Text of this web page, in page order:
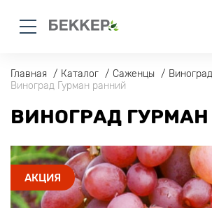
Главная Каталог Саженцы
Виноград
Виноград Гурман ранний
ВИНОГРАД
АКЦИЯ